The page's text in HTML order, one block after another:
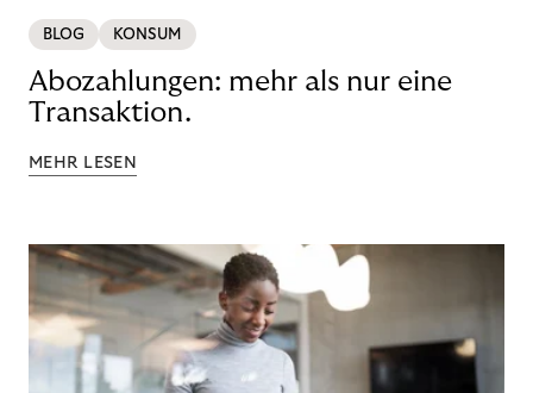
BLOG KONSUM
Abozahlungen: mehr als nur eine
Transaktion.
MEHR LESEN